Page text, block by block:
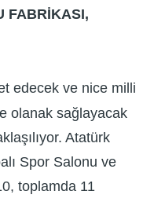
FABRİKASI,
edecek ve nice milli
olanak sağlayacak
Atatürk
Spor Salonu ve
toplamda 11